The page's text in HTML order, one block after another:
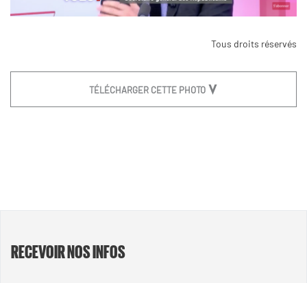
Tous droits réservés
TÉLÉCHARGER CETTE PHOTO
RECEVOIR NOS INFOS